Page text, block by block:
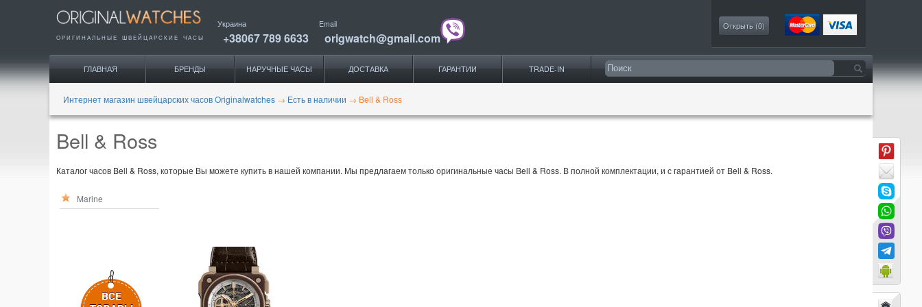
ОРИГИНАЛЬНЫЕ ШВЕЙЦАРСКИЕ ЧАСЫ
Украина
+38067 789 6633
Email
origwatch@gmail.com
Открыть (0)
ГЛАВНАЯ БРЕНДЫ НАРУЧНЫЕ ЧАСЫ ДОСТАВКА ГАРАНТИИ TRADE-IN
Интернет магазин швейцарских часов Originalwatches → Есть в наличии → Bell & Ross
Bell & Ross
Каталог часов Bell & Ross, которые Вы можете купить в нашей компании. Мы предлагаем только оригинальные часы Bell & Ross. В полной комплектации, и с гарантией от Bell & Ross.
Marine